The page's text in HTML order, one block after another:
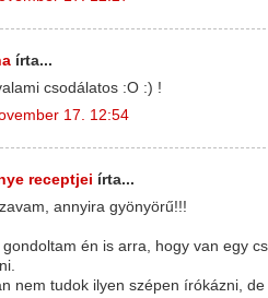
írta...
csodálatos :O :) !
17. 12:54
receptjei írta...
annyira gyönyörű!!!
gondoltam én is arra, hogy van egy
nem tudok ilyen szépen írókázni,